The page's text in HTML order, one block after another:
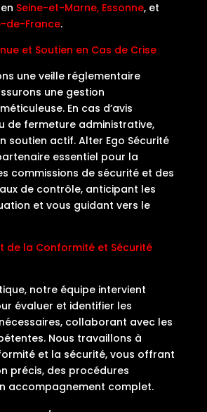
Seine-et-Marne, Essonne,et
de-France.
et Soutien en Cas de Crise
une veille réglementaire
une gestion
En cas d’avis
de fermeture administrative,
soutien actif. Alter Ego Sécurité
essentiel pour la
commissions de sécurité et des
de contrôle, anticipant les
et vous guidant vers le
de la Conformité et Sécurité
notre équipe intervient
évaluer et identifier les
collaborant avec les
Nous travaillons à
et la sécurité, vous offrant
précis, des procédures
accompagnement complet.